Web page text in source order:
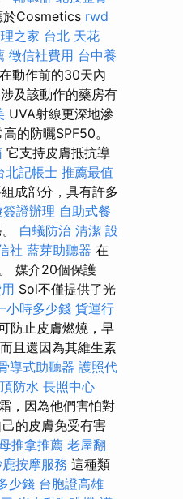
於Cosmetics rwd
之家 台北 天花
徵信社費用 台中養
動作前的30天內
及該動作的藥房有
UVA射線更深地滲
的防曬SPF50。
它支持皮膚抵抗導
北記帳士 推薦最值
成部分，具有許多
證辦理 自助式餐
白蟻防治 清潔 設
社 藍芽助聽器 在
媒介20個保護
Sol不僅提供了光
小時多少錢 貨運行
防止皮膚燃燒，早
且還因為其維生素
導式助聽器 護照代
防水 長照中心
，因為他們害怕對
的皮膚免受有害
推拿推薦 老屋翻
按摩服務 這種類
少錢 台胞證高雄